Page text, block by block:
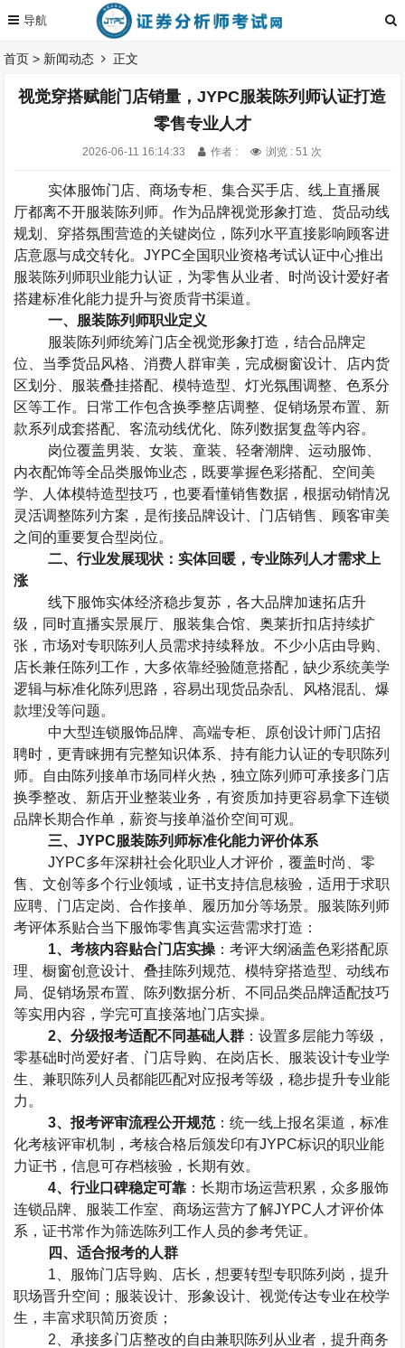
首页 > 新闻动态 正文
视觉穿搭赋能门店销量，JYPC服装陈列师认证打造
零售专业人才
2026-06-11 16:14:33 作者 : 浏览 : 51 次
实体服饰门店、商场专柜、集合买手店、线上直播展
厅都离不开服装陈列师。作为品牌视觉形象打造、货品动线
规划、穿搭氛围营造的关键岗位，陈列水平直接影响顾客进
店意愿与成交转化。JYPC全国职业资格考试认证中心推出
服装陈列师职业能力认证，为零售从业者、时尚设计爱好者
搭建标准化能力提升与资质背书渠道。
一、服装陈列师职业定义
服装陈列师统筹门店全视觉形象打造，结合品牌定
位、当季货品风格、消费人群审美，完成橱窗设计、店内货
区划分、服装叠挂搭配、模特造型、灯光氛围调整、色系分
区等工作。日常工作包含换季整店调整、促销场景布置、新
款系列成套搭配、客流动线优化、陈列数据复盘等内容。
岗位覆盖男装、女装、童装、轻奢潮牌、运动服饰、
内衣配饰等全品类服饰业态，既要掌握色彩搭配、空间美
学、人体模特造型技巧，也要看懂销售数据，根据动销情况
灵活调整陈列方案，是衔接品牌设计、门店销售、顾客审美
之间的重要复合型岗位。
二、行业发展现状：实体回暖，专业陈列人才需求上
涨
线下服饰实体经济稳步复苏，各大品牌加速拓店升
级，同时直播实景展厅、服装集合馆、奥莱折扣店持续扩
张，市场对专职陈列人员需求持续释放。不少小店由导购、
店长兼任陈列工作，大多依靠经验随意搭配，缺少系统美学
逻辑与标准化陈列思路，容易出现货品杂乱、风格混乱、爆
款埋没等问题。
中大型连锁服饰品牌、高端专柜、原创设计师门店招
聘时，更青睐拥有完整知识体系、持有能力认证的专职陈列
师。自由陈列接单市场同样火热，独立陈列师可承接多门店
换季整改、新店开业整装业务，有资质加持更容易拿下连锁
品牌长期合作单，薪资与接单溢价空间可观。
三、 JYPC服装陈列师标准化能力评价体系
JYPC多年深耕社会化职业人才评价，覆盖时尚、零
售、文创等多个行业领域，证书支持信息核验，适用于求职
应聘、门店定岗、合作接单、履历加分等场景。服装陈列师
考评体系贴合当下服饰零售真实运营需求打造：
1、考核内容贴合门店实操：考评大纲涵盖色彩搭配原
理、橱窗创意设计、叠挂陈列规范、模特穿搭造型、动线布
局、促销场景布置、陈列数据分析、不同品类品牌适配技巧
等实用内容，学完可直接落地门店实操。
2、分级报考适配不同基础人群：设置多层能力等级，
零基础时尚爱好者、门店导购、在岗店长、服装设计专业学
生、兼职陈列人员都能匹配对应报考等级，稳步提升专业能
力。
3、报考评审流程公开规范：统一线上报名渠道，标准
化考核评审机制，考核合格后颁发印有JYPC标识的职业能
力证书，信息可存档核验，长期有效。
4、行业口碑稳定可靠：长期市场运营积累，众多服饰
连锁品牌、服装工作室、商场运营方了解JYPC 人才评价体
系，证书常作为筛选陈列工作人员的参考凭证。
四、适合报考的人群
1 、服饰门店导购、店长，想要转型专职陈列岗，提升
职场晋升空间；服装设计、形象设计、视觉传达专业在校学
生，丰富求职简历资质；
2 、承接多门店整改的自由兼职陈列从业者，提升商务